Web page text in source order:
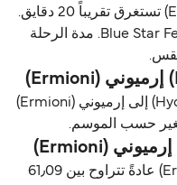
رحلة هيدرا (Hydra) إرميوني (Ermioni) تستغرق تقريباً 20 دقايق.
أسرع رحلة تقريباً 20 دقايق مع Blue Star Ferries. مدة الرحلة
يوجد 11 رحلات أسبوعياً من هيدرا (Hydra) إلى إرميوني (Ermioni)
أسعار هيدرا (Hydra) إرميوني (Ermioni) عادةً تتراوح بين 61٫09